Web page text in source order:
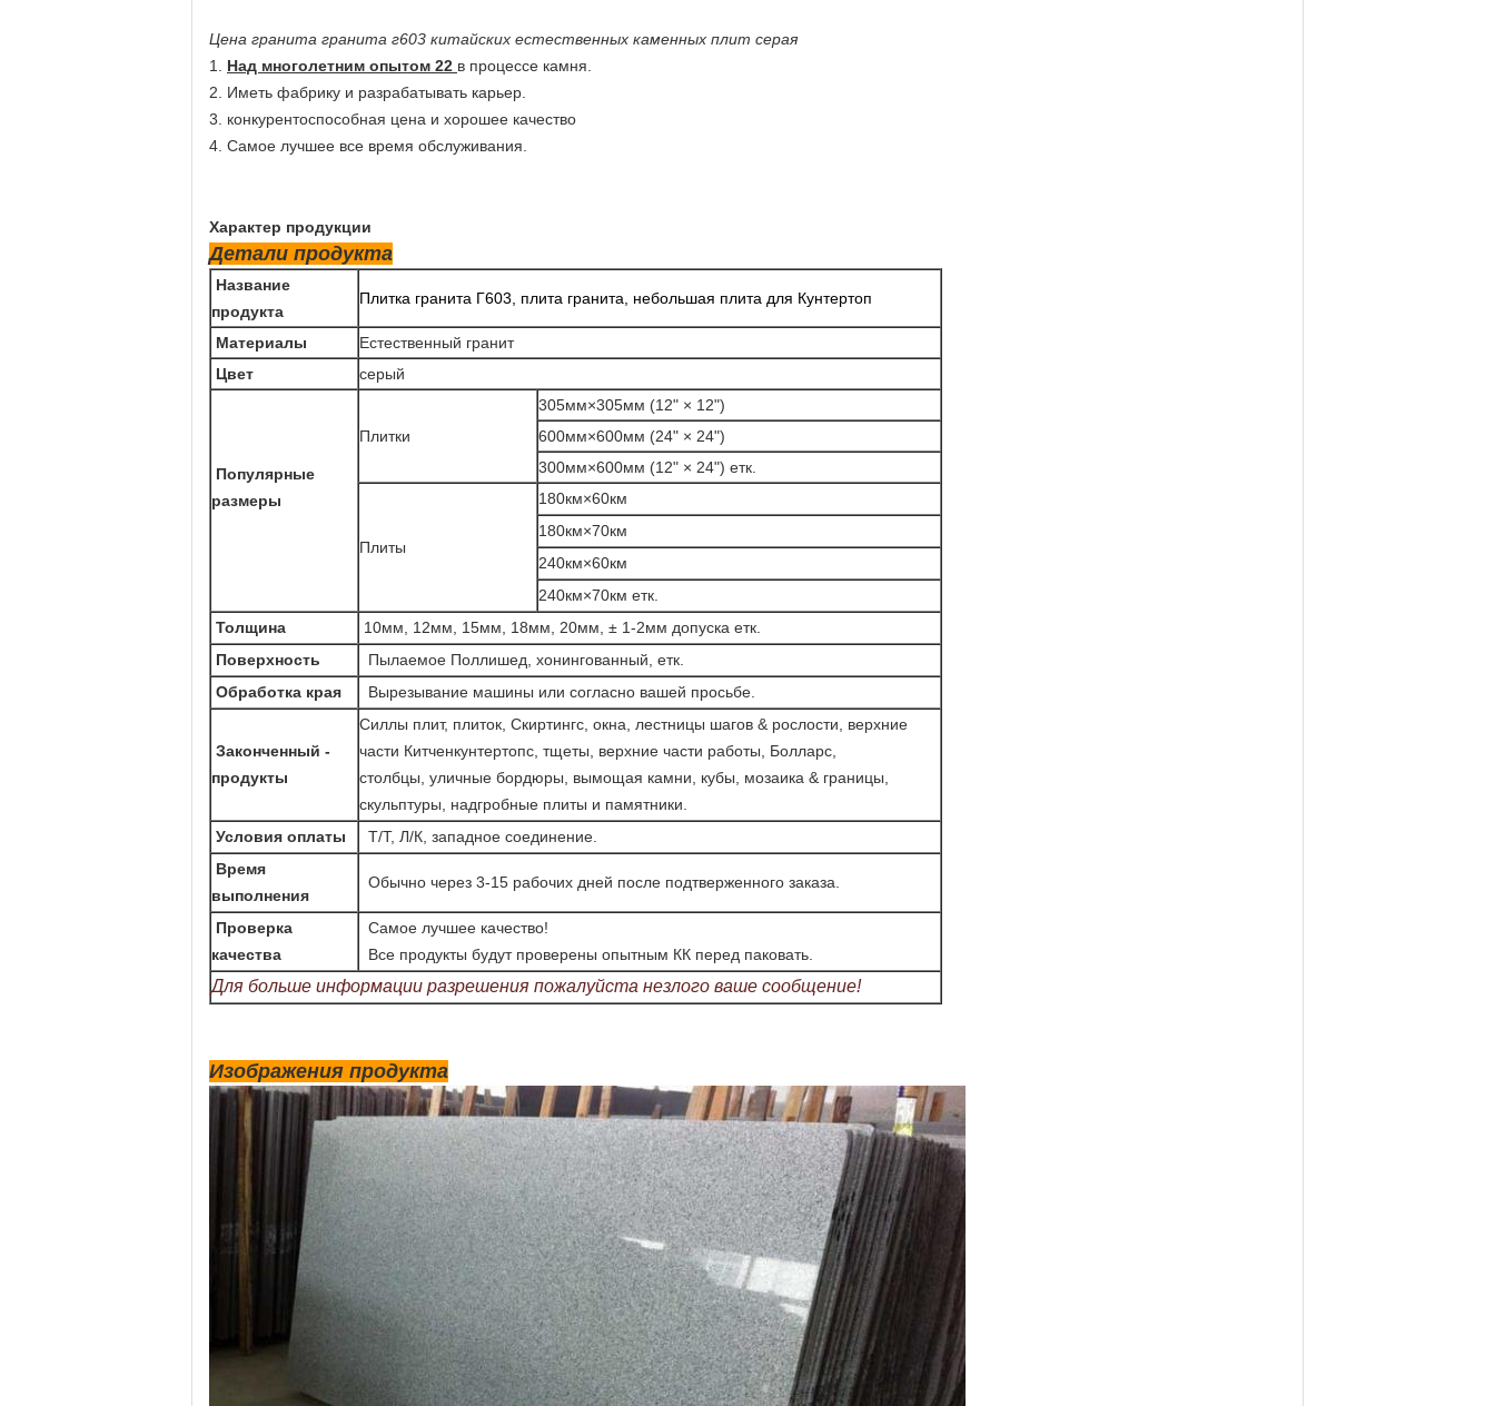
Цена гранита гранита г603 китайских естественных каменных плит серая
1. Над многолетним опытом 22 в процессе камня.
2. Иметь фабрику и разрабатывать карьер.
3. конкурентоспособная цена и хорошее качество
4. Самое лучшее все время обслуживания.
Характер продукции
Детали продукта
Название
продукта
Плитка гранита Г603, плита гранита, небольшая плита для Кунтертоп
Материалы
Естественный гранит
Цвет
серый
Популярные
размеры
Плитки
305мм×305мм (12" × 12")
600мм×600мм (24" × 24")
300мм×600мм (12" × 24") етк.
Плиты
180км×60км
180км×70км
240км×60км
240км×70км етк.
Толщина
10мм, 12мм, 15мм, 18мм, 20мм, ± 1-2мм допуска етк.
Поверхность
Пылаемое Поллишед, хонингованный, етк.
Обработка края
Вырезывание машины или согласно вашей просьбе.
Законченный -
продукты
Силлы плит, плиток, Скиртингс, окна, лестницы шагов & рослости, верхние
части Китченкунтертопс, тщеты, верхние части работы, Болларс,
столбцы, уличные бордюры, вымощая камни, кубы, мозаика & границы,
скульптуры, надгробные плиты и памятники.
Условия оплаты
Т/Т, Л/К, западное соединение.
Время
выполнения
Обычно через 3-15 рабочих дней после подтверженного заказа.
Проверка
качества
Самое лучшее качество!
Все продукты будут проверены опытным КК перед паковать.
Для больше информации разрешения пожалуйста незлого ваше сообщение!
Изображения продукта